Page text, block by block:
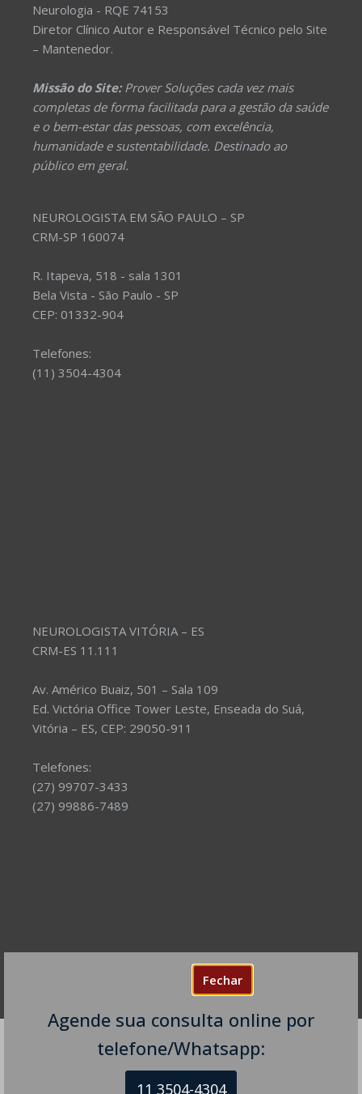
Fechar
Agende sua consulta online por
telefone/Whatsapp:
11 3504-4304
Neurologia - RQE 74153
Diretor Clínico Autor e Responsável Técnico pelo Site
– Mantenedor.
Missão do Site:Prover Soluções cada vez mais
completas de forma facilitada para a gestão da saúde
e o bem-estar das pessoas, com excelência,
humanidade e sustentabilidade. Destinado ao
público em geral.
NEUROLOGISTA EM SÃO PAULO – SP
CRM-SP 160074
R. Itapeva, 518 - sala 1301
Bela Vista - São Paulo - SP
CEP: 01332-904
Telefones:
(11) 3504-4304
NEUROLOGISTA VITÓRIA – ES
CRM-ES 11.111
Av. Américo Buaiz, 501 – Sala 109
Ed. Victória Office Tower Leste, Enseada do Suá,
Vitória – ES, CEP: 29050-911
Telefones:
(27) 99707-3433
(27) 99886-7489
As informações contidas em nossa homepage têm caráter
informativo e educacional. O seu conteúdo jamais deverá